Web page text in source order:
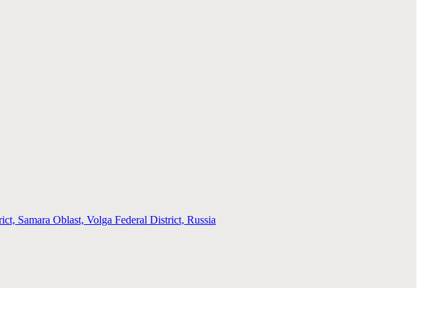
Samara Oblast, Volga Federal District, Russia